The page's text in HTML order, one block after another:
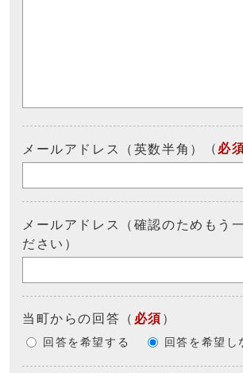
メールアドレス（英数半角） （ 必
メールアドレス（確認のためもう
ださい）
当町からの回答 （ 必須 ）
回答を希望する 回答を希望し